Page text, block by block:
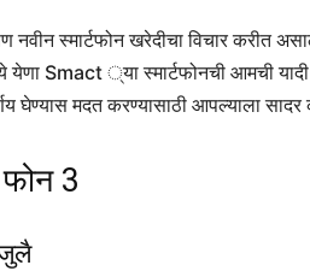
स्मार्टफोन खरेदीचा विचार करीत
येणा Smact ्या स्मार्टफोनची आमची
घेण्यास मदत करण्यासाठी आपल्याला
फोन 3